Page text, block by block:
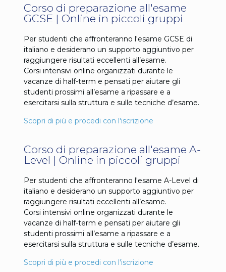
Corso di preparazione all'esame
GCSE | Online in piccoli gruppi
Per studenti che affronteranno l'esame GCSE di
italiano e desiderano un supporto aggiuntivo per
raggiungere risultati eccellenti all’esame.
Corsi intensivi online organizzati durante le
vacanze di half-term e pensati per aiutare gli
studenti prossimi all’esame a ripassare e a
esercitarsi sulla struttura e sulle tecniche d’esame.
Scopri di più e procedi con l'iscrizione
Corso di preparazione all'esame A-
Level | Online in piccoli gruppi
Per studenti che affronteranno l'esame A-Level di
italiano e desiderano un supporto aggiuntivo per
raggiungere risultati eccellenti all’esame.
Corsi intensivi online organizzati durante le
vacanze di half-term e pensati per aiutare gli
studenti prossimi all’esame a ripassare e a
esercitarsi sulla struttura e sulle tecniche d’esame.
Scopri di più e procedi con l'iscrizione